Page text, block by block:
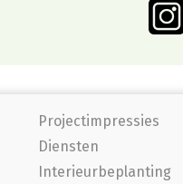
Projectimpressies
Diensten
Interieurbeplanting